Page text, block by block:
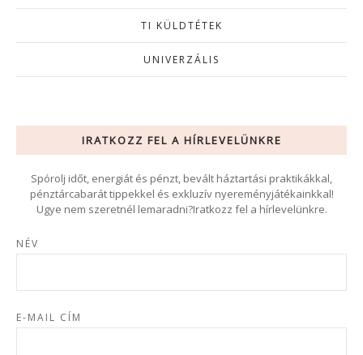
TI KÜLDTÉTEK
UNIVERZÁLIS
IRATKOZZ FEL A HÍRLEVELÜNKRE
Spórolj időt, energiát és pénzt, bevált háztartási praktikákkal,
pénztárcabarát tippekkel és exkluzív nyereményjátékainkkal!
Ugye nem szeretnél lemaradni?Iratkozz fel a hírlevelünkre.
NÉV
E-MAIL CÍM